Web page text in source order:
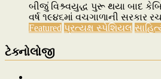
બીજું વિશ્ર્વયુદ્ધ પુરૂ થયા બાદ
વર્ષ ૧૯૪૬માં વચગાળાની સરકાર
Featured પ્રત્યક્ષ સ્પેશિયલ
ટેક્નોલોજી